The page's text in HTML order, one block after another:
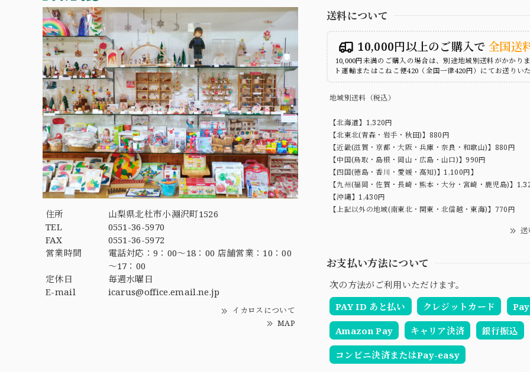
住所
山梨県北杜市小淵沢町1526
TEL
0551-36-5970
FAX
0551-36-5972
営業時間
電話対応：9：00～18：00 店舗営業：10：00
～17：00
定休日
毎週水曜日
E-mail
icarus@office.email.ne.jp
イカロスについて
MAP
送料について
10,000円以上のご購入で 全国送
10,000円未満のご購入の場合は、別途地域別送料がかかり
ト運輸またはこねこ便420（全国一律420円）にてお送りい
地域別送料（税込）
【北海道】1,320円
【北東北(青森・岩手・秋田)】880円
【近畿(滋賀・京都・大阪・兵庫・奈良・和歌山)】880円
【中国(鳥取・島根・岡山・広島・山口)】990円
【四国(徳島・香川・愛媛・高知)】1,100円】
【九州(福岡・佐賀・長崎・熊本・大分・宮崎・鹿児島)】
【沖縄】1,430円
【上記以外の地域(南東北・関東・北信越・東海)】770円
お支払い方法について
次の方法がご利用いただけます。
PAY ID あと払い
クレジットカード
Amazon Pay キャリア決済 銀行振込
コンビニ決済またはPay-easy